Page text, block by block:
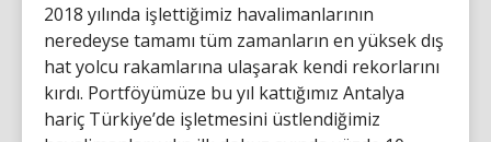
2018 yılında işlettiğimiz havalimanlarının
neredeyse tamamı tüm zamanların en yüksek dış
hat yolcu rakamlarına ulaşarak kendi rekorlarını
kırdı. Portföyümüze bu yıl kattığımız Antalya
hariç Türkiye’de işletmesini üstlendiğimiz